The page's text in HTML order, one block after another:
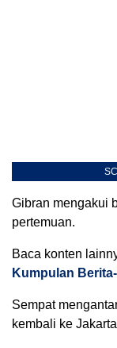
Gibran mengakui
pertemuan.
Baca konten
Kumpulan
Sempat
kembali ke